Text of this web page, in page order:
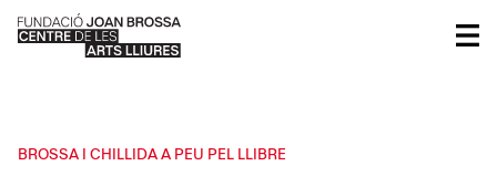
BROSSA I CHILLIDA A PEU PEL LLIBRE